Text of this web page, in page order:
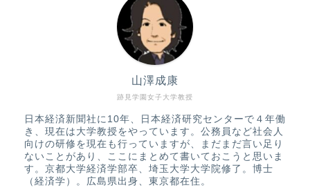
跡見学園女子大学教授
山澤成康
日本経済新聞社に10年、日本経済研究センターで４年働
き、現在は大学教授をやっています。公務員など社会人
向けの研修を現在も行っていますが、まだまだ言い足り
ないことがあり、ここにまとめて書いておこうと思いま
す。京都大学経済学部卒、埼玉大学大学院修了。博士
（経済学）。広島県出身、東京都在住。